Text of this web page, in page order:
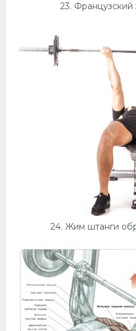
23. Французский
24. Жим штанги